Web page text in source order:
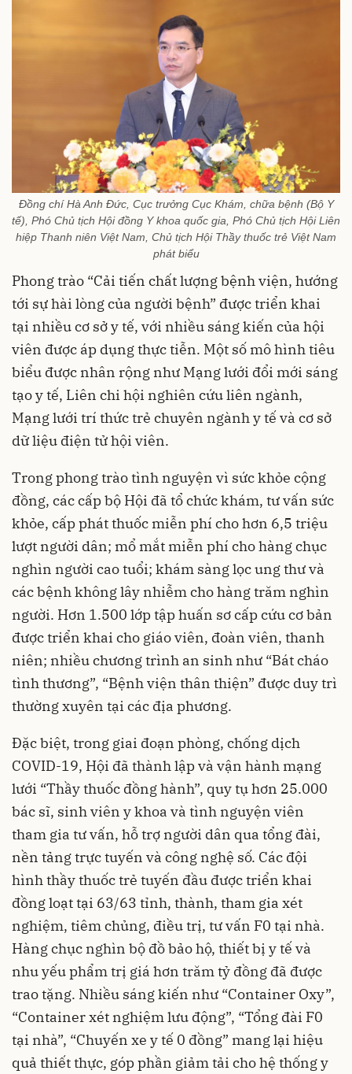
Đồng chí Hà Anh Đức, Cục trưởng Cục Khám, chữa bệnh (Bộ Y
tế), Phó Chủ tịch Hội đồng Y khoa quốc gia, Phó Chủ tịch Hội Liên
hiệp Thanh niên Việt Nam, Chủ tịch Hội Thầy thuốc trẻ Việt Nam
phát biểu
Phong trào “Cải tiến chất lượng bệnh viện, hướng
tới sự hài lòng của người bệnh” được triển khai
tại nhiều cơ sở y tế, với nhiều sáng kiến của hội
viên được áp dụng thực tiễn. Một số mô hình tiêu
biểu được nhân rộng như Mạng lưới đổi mới sáng
tạo y tế, Liên chi hội nghiên cứu liên ngành,
Mạng lưới trí thức trẻ chuyên ngành y tế và cơ sở
dữ liệu điện tử hội viên.
Trong phong trào tình nguyện vì sức khỏe cộng
đồng, các cấp bộ Hội đã tổ chức khám, tư vấn sức
khỏe, cấp phát thuốc miễn phí cho hơn 6,5 triệu
lượt người dân; mổ mắt miễn phí cho hàng chục
nghìn người cao tuổi; khám sàng lọc ung thư và
các bệnh không lây nhiễm cho hàng trăm nghìn
người. Hơn 1.500 lớp tập huấn sơ cấp cứu cơ bản
được triển khai cho giáo viên, đoàn viên, thanh
niên; nhiều chương trình an sinh như “Bát cháo
tình thương”, “Bệnh viện thân thiện” được duy trì
thường xuyên tại các địa phương.
Đặc biệt, trong giai đoạn phòng, chống dịch
COVID-19, Hội đã thành lập và vận hành mạng
lưới “Thầy thuốc đồng hành”, quy tụ hơn 25.000
bác sĩ, sinh viên y khoa và tình nguyện viên
tham gia tư vấn, hỗ trợ người dân qua tổng đài,
nền tảng trực tuyến và công nghệ số. Các đội
hình thầy thuốc trẻ tuyến đầu được triển khai
đồng loạt tại 63/63 tỉnh, thành, tham gia xét
nghiệm, tiêm chủng, điều trị, tư vấn F0 tại nhà.
Hàng chục nghìn bộ đồ bảo hộ, thiết bị y tế và
nhu yếu phẩm trị giá hơn trăm tỷ đồng đã được
trao tặng. Nhiều sáng kiến như “Container Oxy”,
“Container xét nghiệm lưu động”, “Tổng đài F0
tại nhà”, “Chuyến xe y tế 0 đồng” mang lại hiệu
quả thiết thực, góp phần giảm tải cho hệ thống y